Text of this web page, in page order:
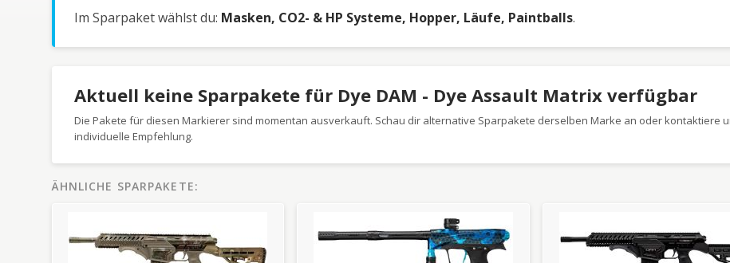
Im Sparpaket wählst du: Masken, CO2- & HP Systeme, Hopper, Läufe, Paintballs.
Aktuell keine Sparpakete für Dye DAM - Dye Assault Matrix verfügbar
Die Pakete für diesen Markierer sind momentan ausverkauft. Schau dir alternative Sparpakete derselben Marke an oder kontaktiere
individuelle Empfehlung.
ÄHNLICHE SPARPAKETE: